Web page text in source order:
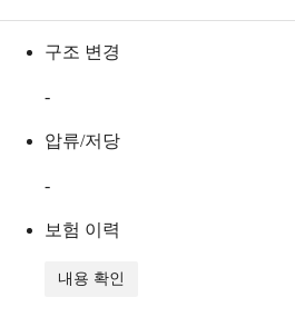
구조 변경
-
압류/저당
-
보험 이력
내용 확인